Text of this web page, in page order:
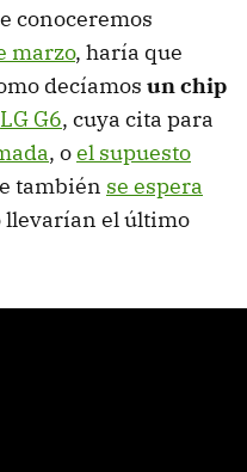
conoceremos
marzo, haría que
decíamos un chip
LG G6, cuya cita para
, oel supuesto
también se espera
llevarían el último